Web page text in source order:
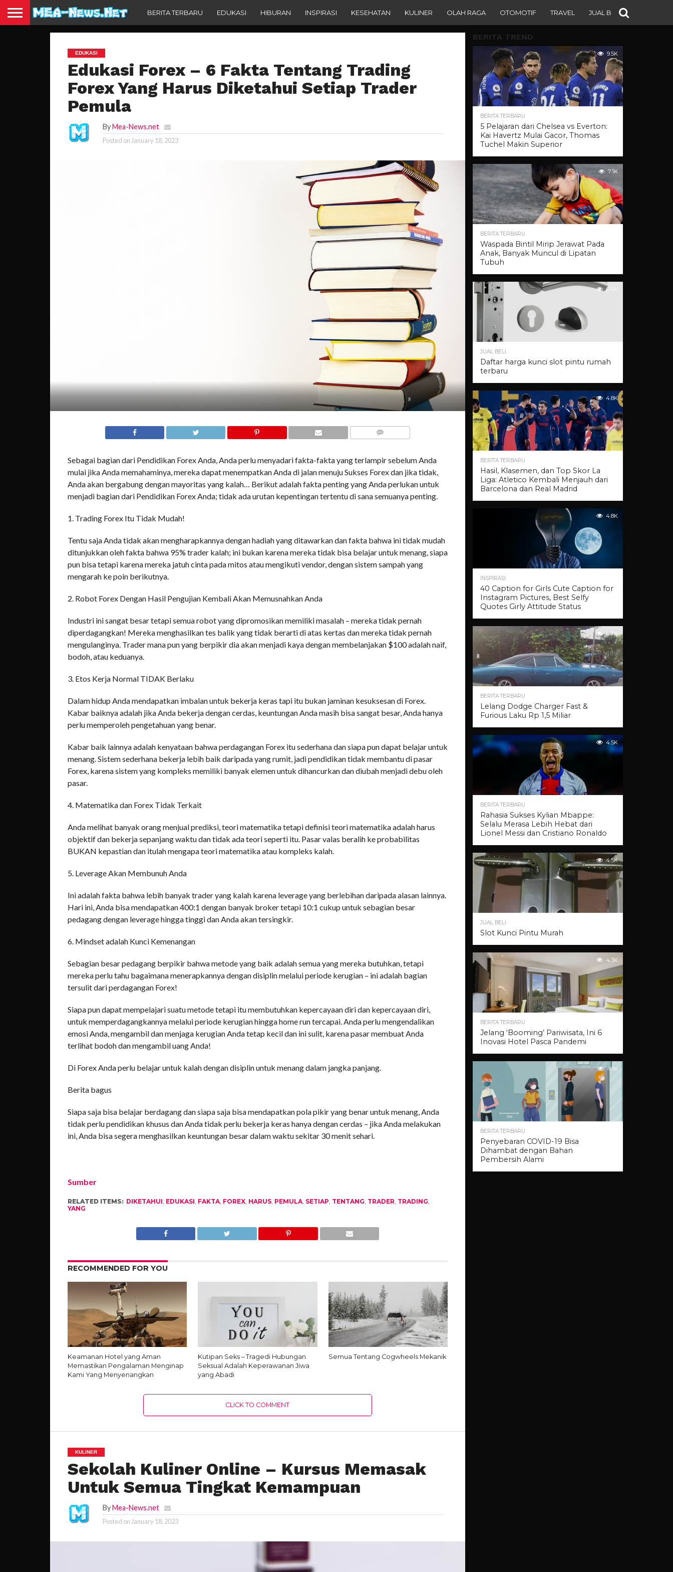
BERITA TERBARU EDUKASI HIBURAN INSPIRASI KESEHATAN KULINER OLAH RAGA OTOMOTIF TRAVEL JUAL BELI
EDUKASI
Edukasi Forex – 6 Fakta Tentang Trading
Forex Yang Harus Diketahui Setiap Trader
Pemula
ByMea-News.net
Posted on January 18, 2023
Sebagai bagian dari Pendidikan Forex Anda, Anda perlu menyadari fakta-fakta yang terlampir sebelum Anda
mulai jika Anda memahaminya, mereka dapat menempatkan Anda di jalan menuju Sukses Forex dan jika tidak,
Anda akan bergabung dengan mayoritas yang kalah… Berikut adalah fakta penting yang Anda perlukan untuk
menjadi bagian dari Pendidikan Forex Anda; tidak ada urutan kepentingan tertentu di sana semuanya penting.
1. Trading Forex Itu Tidak Mudah!
Tentu saja Anda tidak akan mengharapkannya dengan hadiah yang ditawarkan dan fakta bahwa ini tidak mudah
ditunjukkan oleh fakta bahwa 95% trader kalah; ini bukan karena mereka tidak bisa belajar untuk menang, siapa
pun bisa tetapi karena mereka jatuh cinta pada mitos atau mengikuti vendor, dengan sistem sampah yang
mengarah ke poin berikutnya.
2. Robot Forex Dengan Hasil Pengujian Kembali Akan Memusnahkan Anda
Industri ini sangat besar tetapi semua robot yang dipromosikan memiliki masalah – mereka tidak pernah
diperdagangkan! Mereka menghasilkan tes balik yang tidak berarti di atas kertas dan mereka tidak pernah
mengulanginya. Trader mana pun yang berpikir dia akan menjadi kaya dengan membelanjakan $100 adalah naif,
bodoh, atau keduanya.
3. Etos Kerja Normal TIDAK Berlaku
Dalam hidup Anda mendapatkan imbalan untuk bekerja keras tapi itu bukan jaminan kesuksesan di Forex.
Kabar baiknya adalah jika Anda bekerja dengan cerdas, keuntungan Anda masih bisa sangat besar, Anda hanya
perlu memperoleh pengetahuan yang benar.
Kabar baik lainnya adalah kenyataan bahwa perdagangan Forex itu sederhana dan siapa pun dapat belajar untuk
menang. Sistem sederhana bekerja lebih baik daripada yang rumit, jadi pendidikan tidak membantu di pasar
Forex, karena sistem yang kompleks memiliki banyak elemen untuk dihancurkan dan diubah menjadi debu oleh
pasar.
4. Matematika dan Forex Tidak Terkait
Anda melihat banyak orang menjual prediksi, teori matematika tetapi definisi teori matematika adalah harus
objektif dan bekerja sepanjang waktu dan tidak ada teori seperti itu. Pasar valas beralih ke probabilitas
BUKAN kepastian dan itulah mengapa teori matematika atau kompleks kalah.
5. Leverage Akan Membunuh Anda
Ini adalah fakta bahwa lebih banyak trader yang kalah karena leverage yang berlebihan daripada alasan lainnya.
Hari ini, Anda bisa mendapatkan 400:1 dengan banyak broker tetapi 10:1 cukup untuk sebagian besar
pedagang dengan leverage hingga tinggi dan Anda akan tersingkir.
6. Mindset adalah Kunci Kemenangan
Sebagian besar pedagang berpikir bahwa metode yang baik adalah semua yang mereka butuhkan, tetapi
mereka perlu tahu bagaimana menerapkannya dengan disiplin melalui periode kerugian – ini adalah bagian
tersulit dari perdagangan Forex!
Siapa pun dapat mempelajari suatu metode tetapi itu membutuhkan kepercayaan diri dan kepercayaan diri,
untuk memperdagangkannya melalui periode kerugian hingga home run tercapai. Anda perlu mengendalikan
emosi Anda, mengambil dan menjaga kerugian Anda tetap kecil dan ini sulit, karena pasar membuat Anda
terlihat bodoh dan mengambil uang Anda!
Di Forex Anda perlu belajar untuk kalah dengan disiplin untuk menang dalam jangka panjang.
Berita bagus
Siapa saja bisa belajar berdagang dan siapa saja bisa mendapatkan pola pikir yang benar untuk menang, Anda
tidak perlu pendidikan khusus dan Anda tidak perlu bekerja keras hanya dengan cerdas – jika Anda melakukan
ini, Anda bisa segera menghasilkan keuntungan besar dalam waktu sekitar 30 menit sehari.
Sumber
RELATED ITEMS: DIKETAHUI, EDUKASI, FAKTA, FOREX, HARUS, PEMULA, SETIAP, TENTANG, TRADER, TRADING,
YANG
RECOMMENDED FOR YOU
Keamanan Hotel yang Aman
Memastikan Pengalaman Menginap
Kami Yang Menyenangkan
Kutipan Seks – Tragedi Hubungan
Seksual Adalah Keperawanan Jiwa
yang Abadi
Semua Tentang Cogwheels Mekanik
CLICK TO COMMENT
KULINER
Sekolah Kuliner Online – Kursus Memasak
Untuk Semua Tingkat Kemampuan
ByMea-News.net
Posted on January 18, 2023
BERITA TREND
9.5K
BERITA TERBARU
5 Pelajaran dari Chelsea vs Everton:
Kai Havertz Mulai Gacor, Thomas
Tuchel Makin Superior
7.1K
BERITA TERBARU
Waspada Bintil Mirip Jerawat Pada
Anak, Banyak Muncul di Lipatan
Tubuh
6.4K
JUAL BELI
Daftar harga kunci slot pintu rumah
terbaru
4.8K
BERITA TERBARU
Hasil, Klasemen, dan Top Skor La
Liga: Atletico Kembali Menjauh dari
Barcelona dan Real Madrid
4.8K
INSPIRASI
40 Caption for Girls Cute Caption for
Instagram Pictures, Best Selfy
Quotes Girly Attitude Status
4.7K
BERITA TERBARU
Lelang Dodge Charger Fast &
Furious Laku Rp 1,5 Miliar
4.5K
BERITA TERBARU
Rahasia Sukses Kylian Mbappe:
Selalu Merasa Lebih Hebat dari
Lionel Messi dan Cristiano Ronaldo
4.5K
JUAL BELI
Slot Kunci Pintu Murah
4.3K
BERITA TERBARU
Jelang ‘Booming’ Pariwisata, Ini 6
Inovasi Hotel Pasca Pandemi
4.1K
BERITA TERBARU
Penyebaran COVID-19 Bisa
Dihambat dengan Bahan
Pembersih Alami